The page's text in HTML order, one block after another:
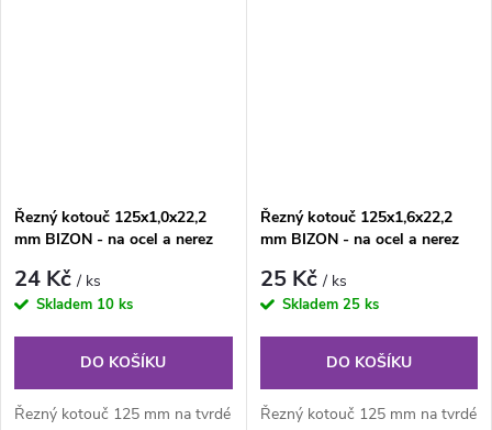
Řezný kotouč 125x1,0x22,2
mm BIZON - na ocel a nerez
24 Kč/ ks
Skladem 10 ks
DO KOŠÍKU
Řezný kotouč 125 mm na tvrdé
Řezný kotouč 125x1,6x22,2
mm BIZON - na ocel a nerez
25 Kč/ ks
Skladem 25 ks
DO KOŠÍKU
Řezný kotouč 125 mm na tvrdé